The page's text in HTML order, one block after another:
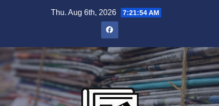
Thu. Aug 6th, 2026 7:21:55 AM